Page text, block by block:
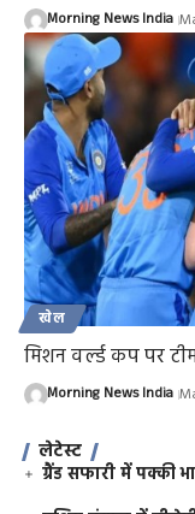
Morning News India
खेल
मिशन वर्ल्ड कप पर
Morning News India
लेटेस्ट
ग्रैंड सफारी में पक्की